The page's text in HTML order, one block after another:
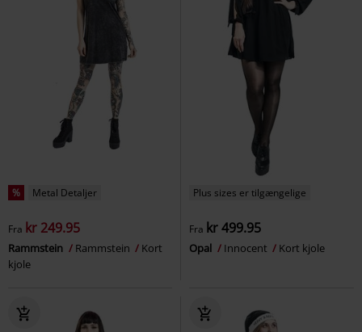
% Metal Detaljer
Fra kr 249.95
Rammstein Rammstein
Kort
kjole
Plus sizes er tilgængelige
Fra kr 499.95
Opal Innocent Kort kjole